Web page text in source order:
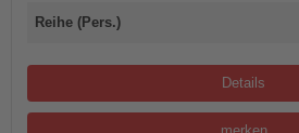
Reihe (Pers.)
Details
merken